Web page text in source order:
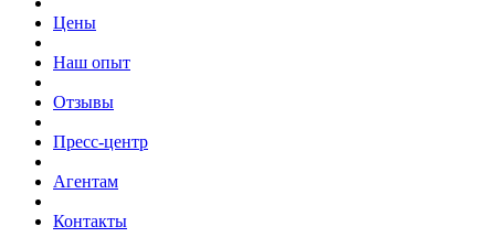
Цены
Наш опыт
Отзывы
Пресс-центр
Агентам
Контакты